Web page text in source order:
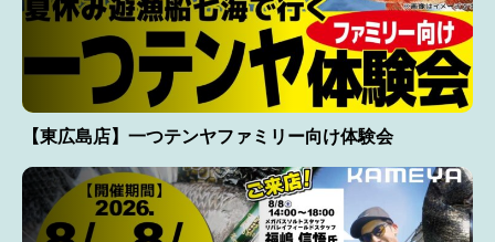
【東広島店】一つテンヤファミリー向け体験会